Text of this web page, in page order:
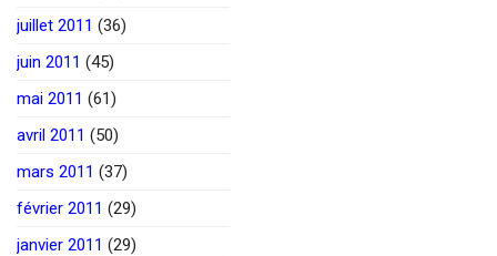
juillet 2011 (36)
juin 2011 (45)
mai 2011 (61)
avril 2011 (50)
mars 2011 (37)
février 2011 (29)
janvier 2011 (29)